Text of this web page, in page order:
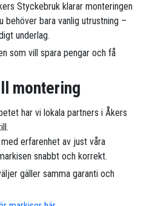
Styckebruk klarar monteringen
behöver bara vanlig utrustning –
underlag.
som vill spara pengar och få
montering
har vi lokala partners i Åkers
erfarenhet av just våra
snabbt och korrekt.
gäller samma garanti och